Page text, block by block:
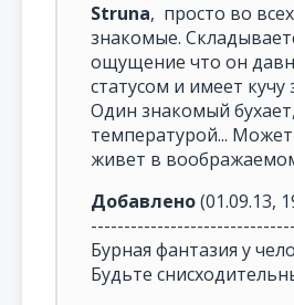
Struna, просто во
знакомые.
ощущение что он
статусом и имеет кучу
Один знакомый
температурой...
живет в
Добавлено(01.09.13,
Бурная фантазия у
Будьте